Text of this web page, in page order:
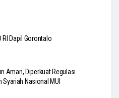
RI Dapil Gorontalo
Aman, Diperkuat Regulasi
Nasional MUI